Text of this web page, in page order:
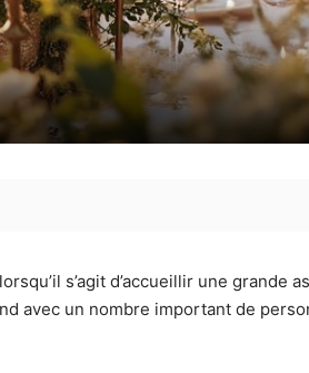
s’agit d’accueillir une grande
avec un nombre important de